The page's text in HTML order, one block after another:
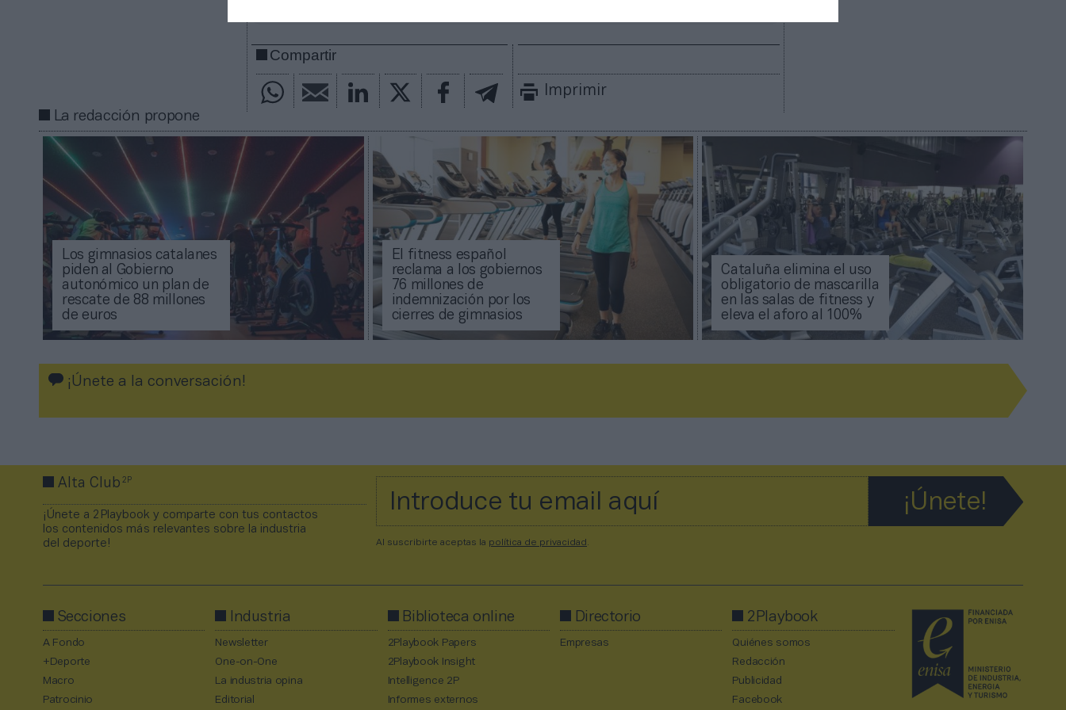
Compartir
Imprimir
La redacción propone
Los gimnasios catalanes
piden al Gobierno
autonómico un plan de
rescate de 88 millones
de euros
El fitness español
reclama a los gobiernos
76 millones de
indemnización por los
cierres de gimnasios
Cataluña elimina el uso
obligatorio de mascarilla
en las salas de fitness y
eleva el aforo al 100%
¡Únete a la conversación!
Alta Club2P
¡Únete a 2Playbook y comparte con tus contactos
los contenidos más relevantes sobre la industria
del deporte!
Al suscribirte aceptas la política de privacidad
Secciones
A Fondo
+Deporte
Macro
Patrocinio
Industria
Newsletter
One-on-One
La industria opina
Editorial
Biblioteca online
2Playbook Papers
2Playbook Insight
Intelligence 2P
Informes externos
Directorio
Empresas
2Playbook
Quiénes somos
Redacción
Publicidad
Facebook